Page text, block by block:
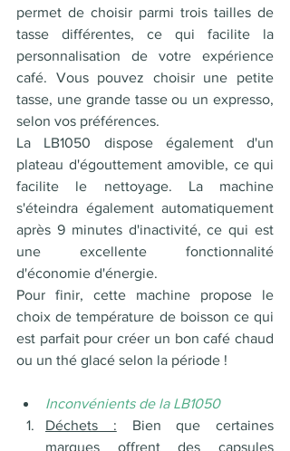
permet de choisir parmi trois tailles de
tasse différentes, ce qui facilite la
personnalisation de votre expérience
café. Vous pouvez choisir une petite
tasse, une grande tasse ou un expresso,
selon vos préférences.
La LB1050 dispose également d'un
plateau d'égouttement amovible, ce qui
facilite le nettoyage. La machine
s'éteindra également automatiquement
après 9 minutes d'inactivité, ce qui est
une excellente fonctionnalité
d'économie d'énergie.
Pour finir, cette machine propose le
choix de température de boisson ce qui
est parfait pour créer un bon café chaud
ou un thé glacé selon la période !
Inconvénients de la LB1050
Déchets : Bien que certaines
marques offrent des capsules